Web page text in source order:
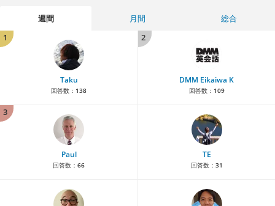
週間 月間
総合
1
Taku
回答数： 138
2
DMM Eikaiwa K
回答数： 109
3
Paul
回答数： 66
TE
回答数： 31